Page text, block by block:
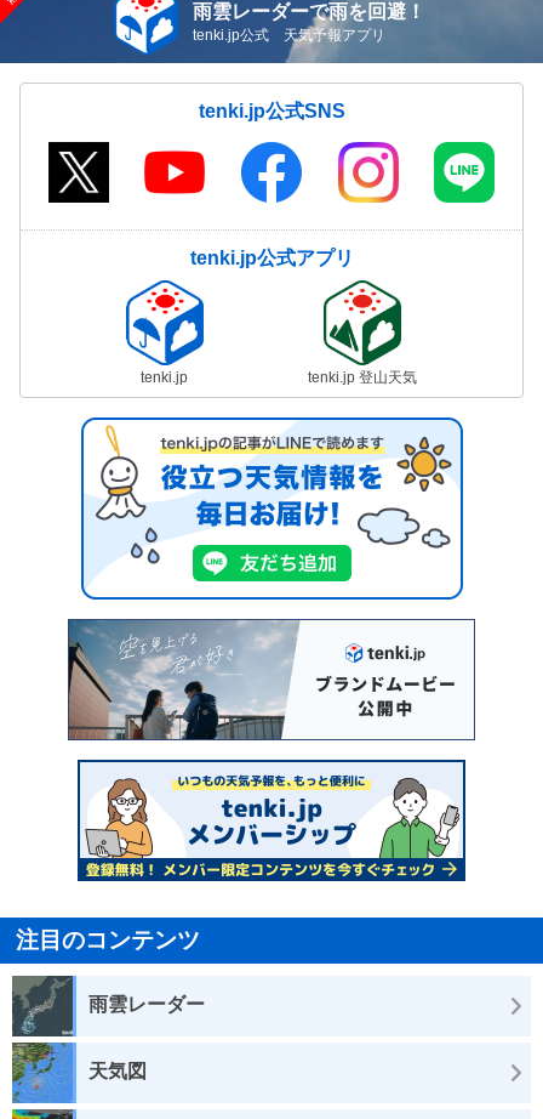
雨雲レーダーで雨を回避！
tenki.jp公式 天気予報アプリ
tenki.jp公式SNS
tenki.jp公式アプリ
tenki.jp tenki.jp 登山天気
注目のコンテンツ
雨雲レーダー
天気図